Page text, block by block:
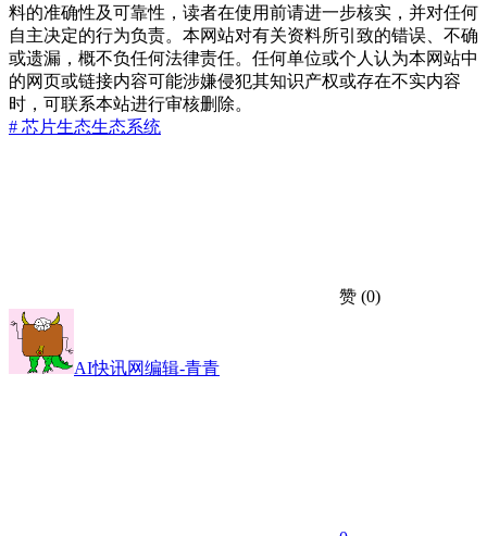
料的准确性及可靠性，读者在使用前请进一步核实，并对任何
自主决定的行为负责。本网站对有关资料所引致的错误、不确
或遗漏，概不负任何法律责任。任何单位或个人认为本网站中
的网页或链接内容可能涉嫌侵犯其知识产权或存在不实内容
时，可联系本站进行审核删除。
# 芯片生态生态系统
赞 (0)
AI快讯网编辑-青青